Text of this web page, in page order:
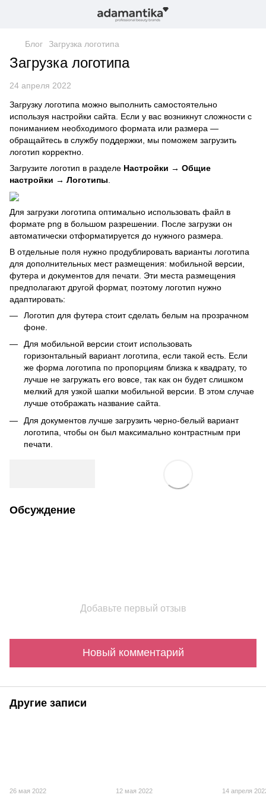
Блог Загрузка логотипа
Загрузка логотипа
24 апреля 2022
Загрузку логотипа можно выполнить самостоятельно
используя настройки сайта. Если у вас возникнут сложности с
пониманием необходимого формата или размера —
обращайтесь в службу поддержки, мы поможем загрузить
логотип корректно.
Загрузите логотип в разделе Настройки → Общие
настройки → Логотипы
Для загрузки логотипа оптимально использовать файл в
формате png в большом разрешении. После загрузки он
автоматически отформатируется до нужного размера.
В отдельные поля нужно продублировать варианты логотипа
для дополнительных мест размещения: мобильной версии,
футера и документов для печати. Эти места размещения
предполагают другой формат, поэтому логотип нужно
адаптировать:
Логотип для футера стоит сделать белым на прозрачном
фоне.
Для мобильной версии стоит использовать
горизонтальный вариант логотипа, если такой есть. Если
же форма логотипа по пропорциям близка к квадрату, то
лучше не загружать его вовсе, так как он будет слишком
мелкий для узкой шапки мобильной версии. В этом случае
лучше отображать название сайта.
Для документов лучше загрузить черно-белый вариант
логотипа, чтобы он был максимально контрастным при
печати.
Обсуждение
Добавьте первый отзыв
Новый комментарий
Другие записи
26 мая 2022 12 мая 2022 14 апреля